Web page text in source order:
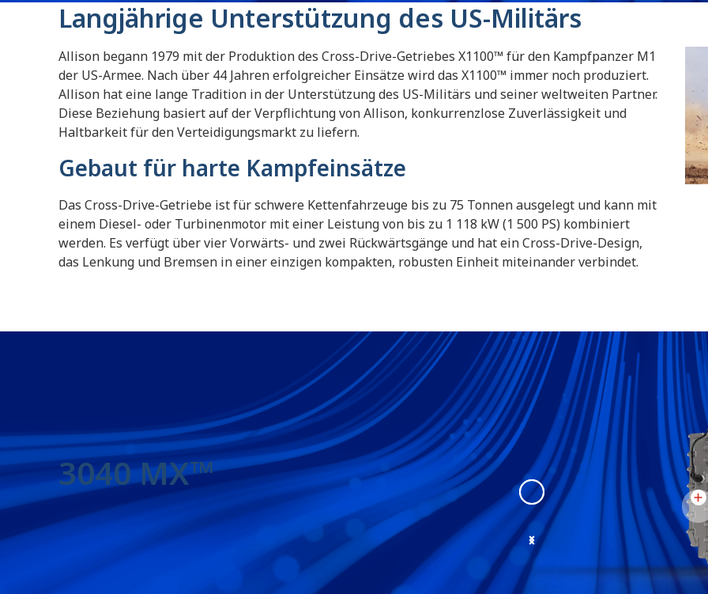
Langjährige Unterstützung des US-Militärs
Allison begann 1979 mit der Produktion des Cross-Drive-Getriebes X1100™ für den Kampfpanzer M1
der US-Armee. Nach über 44 Jahren erfolgreicher Einsätze wird das X1100™ immer noch produziert.
Allison hat eine lange Tradition in der Unterstützung des US-Militärs und seiner weltweiten Partner.
Diese Beziehung basiert auf der Verpflichtung von Allison, konkurrenzlose Zuverlässigkeit und
Haltbarkeit für den Verteidigungsmarkt zu liefern.
Gebaut für harte Kampfeinsätze
Das Cross-Drive-Getriebe ist für schwere Kettenfahrzeuge bis zu 75 Tonnen ausgelegt und kann mit
einem Diesel- oder Turbinenmotor mit einer Leistung von bis zu 1 118 kW (1 500 PS) kombiniert
werden. Es verfügt über vier Vorwärts- und zwei Rückwärtsgänge und hat ein Cross-Drive-Design,
das Lenkung und Bremsen in einer einzigen kompakten, robusten Einheit miteinander verbindet.
3040 MX™